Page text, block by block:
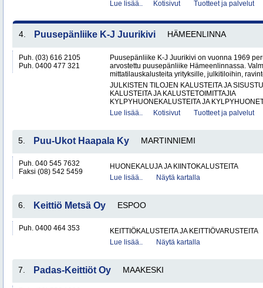
Lue lisää..
Kotisivut Tuotteet ja palvelut
4. Puusepänliike K-J Juurikivi HÄMEENLINNA
Puh. (03) 616 2105
Puh. 0400 477 321
Puusepänliike K-J Juurikivi on vuonna 1969
arvostettu puusepänliike Hämeenlinnassa.
mittatilauskalusteita yrityksille, julkitiloihin,
JULKISTEN TILOJEN KALUSTEITA JA
KALUSTEITA JA KALUSTETOIMITTAJIA
KYLPYHUONEKALUSTEITA JA
Lue lisää..
Kotisivut Tuotteet ja palvelut
5. Puu-Ukot Haapala Ky MARTINNIEMI
Puh. 040 545 7632
Faksi (08) 542 5459
HUONEKALUJA JA KIINTOKALUSTEITA
Lue lisää..
Näytä kartalla
6. Keittiö Metsä Oy ESPOO
Puh. 0400 464 353
KEITTIÖKALUSTEITA JA KEITTIÖVARUSTEITA
Lue lisää..
Näytä kartalla
7. Padas-Keittiöt Oy MAAKESKI